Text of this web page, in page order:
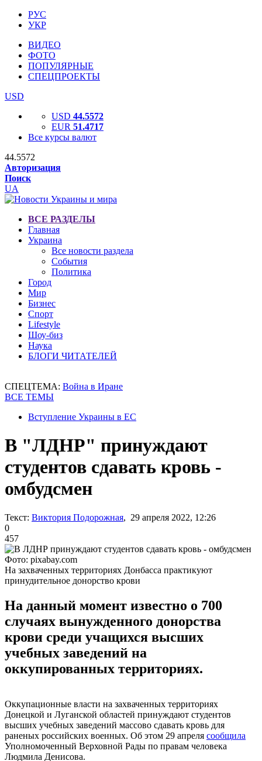
РУС
УКР
ВИДЕО
ФОТО
ПОПУЛЯРНЫЕ
СПЕЦПРОЕКТЫ
USD
USD 44.5572
EUR 51.4717
Все курсы валют
44.5572
Авторизация
Поиск
UA
ВСЕ РАЗДЕЛЫ
Главная
Украина
Все новости раздела
События
Политика
Город
Мир
Бизнес
Спорт
Lifestyle
Шоу-биз
Наука
БЛОГИ ЧИТАТЕЛЕЙ
СПЕЦТЕМА: Война в Иране
ВСЕ ТЕМЫ
Вступление Украины в ЕС
В "ЛДНР" принуждают
студентов сдавать кровь -
омбудсмен
Текст: Виктория Подорожная, 29 апреля 2022, 12:26
0
457
Фото: pixabay.com
На захваченных территориях Донбасса практикуют
принудительное донорство крови
На данный момент известно о 700
случаях вынужденного донорства
крови среди учащихся высших
учебных заведений на
оккупированных территориях.
Оккупационные власти на захваченных территориях
Донецкой и Луганской областей принуждают студентов
высших учебных заведений массово сдавать кровь для
раненых российских военных. Об этом 29 апреля сообщила
Уполномоченный Верховной Рады по правам человека
Людмила Денисова.